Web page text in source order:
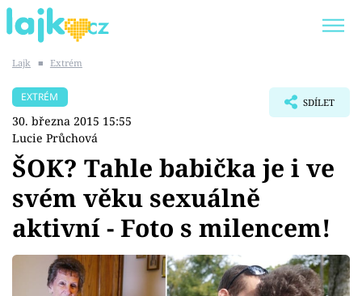
SHOPAHOLICADEL
Témata
Showbyznys
Youtubeři
Lajk ■ Extrém
EXTRÉM
30. března 2015 15:55
Lucie Průchová
SDÍLET
ŠOK? Tahle babička je i ve
svém věku sexuálně
aktivní - Foto s milencem!